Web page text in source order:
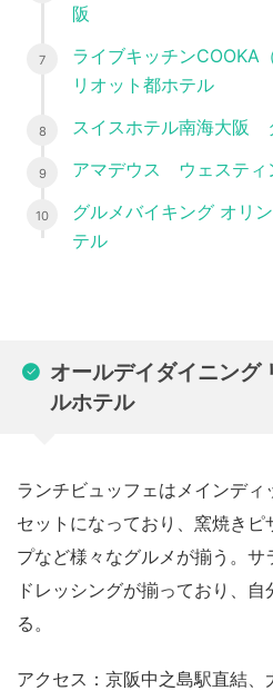
阪
ライブキッチン
リオット都ホテル
スイスホテル南海大阪
アマデウス ウェスティ
グルメバイキング オリ
テル
オールデイダイニン
ルホテル
ランチビュッフェはメインデ
セットになっており、窯焼き
プなど様々なグルメが揃う。
ドレッシングが揃っており、
る。
アクセス：京阪中之島駅直結